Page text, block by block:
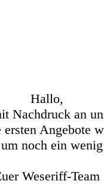
Hallo,
Nachdruck an
ersten Angebote
noch ein
Weseriff-Team